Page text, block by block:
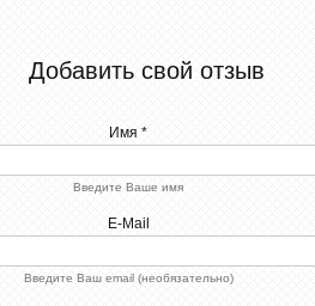
Добавить свой отзыв
Имя *
Введите Ваше имя
E-Mail
Введите Ваш email (необязательно)